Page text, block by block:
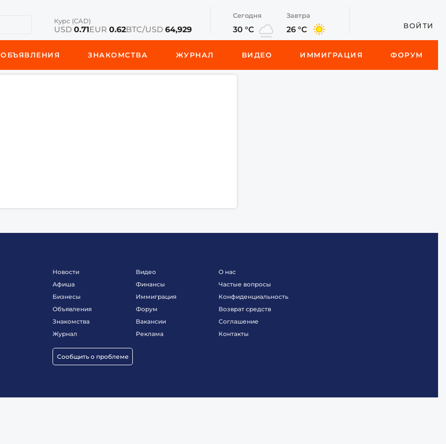
Курс (CAD)
USD 0.71EUR 0.62BTC/USD 64,929
Сегодня
30 °C
Завтра
26 °C ВОЙТИ
ОБЪЯВЛЕНИЯ ЗНАКОМСТВА ЖУРНАЛ ВИДЕО ИММИГРАЦИЯ ФОРУМ
Новости
Афиша
Бизнесы
Объявления
Знакомства
Журнал
Сообщить о проблеме
Видео
Финансы
Иммиграция
Форум
Вакансии
Реклама
О нас
Частые вопросы
Конфиденциальность
Возврат средств
Соглашение
Контакты